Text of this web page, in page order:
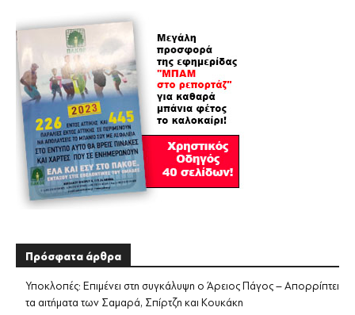
Πρόσφατα άρθρα
Υποκλοπές: Επιμένει στη συγκάλυψη ο Άρειος Πάγος – Απορρίπτει
τα αιτήματα των Σαμαρά, Σπίρτζη και Κουκάκη